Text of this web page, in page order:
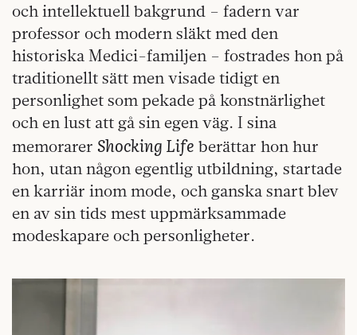
och intellektuell bakgrund – fadern var
professor och modern släkt med den
historiska Medici-familjen – fostrades hon på
traditionellt sätt men visade tidigt en
personlighet som pekade på konstnärlighet
och en lust att gå sin egen väg. I sina
memorarer Shocking Life berättar hon hur
hon, utan någon egentlig utbildning, startade
en karriär inom mode, och ganska snart blev
en av sin tids mest uppmärksammade
modeskapare och personligheter.